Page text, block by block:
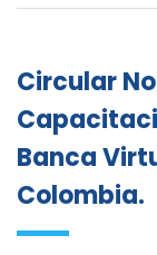
Circular
Banca
Colombia.